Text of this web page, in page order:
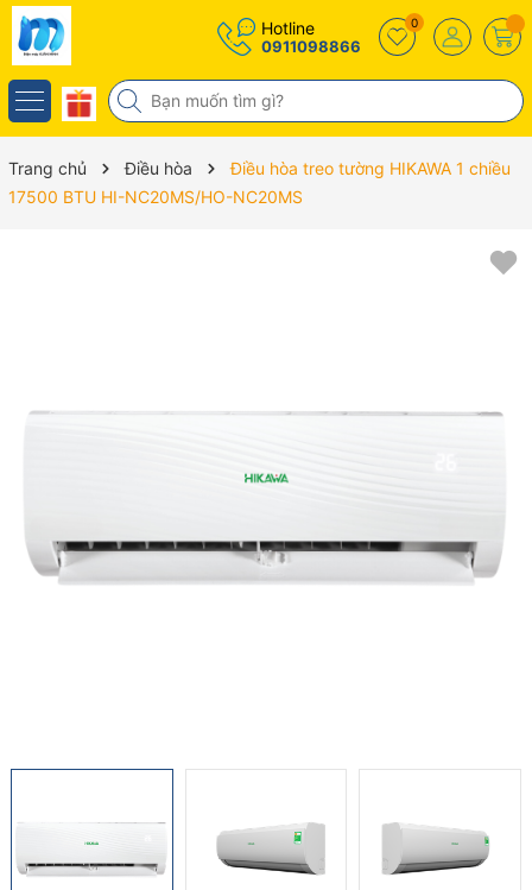
Hotline
0911098866
0
Trang chủ Điều hòa
Điều hòa treo tường HIKAWA 1 chiều
17500 BTU HI-NC20MS/HO-NC20MS